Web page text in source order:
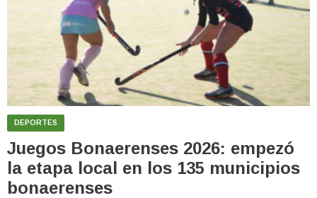
DEPORTES
Juegos Bonaerenses 2026: empezó
la etapa local en los 135 municipios
bonaerenses